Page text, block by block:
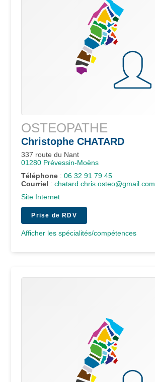
OSTEOPATHE
Christophe CHATARD
337 route du Nant
01280 Prévessin-Moëns
Téléphone : 06 32 91 79 45
Courriel : chatard.chris.osteo@gmail.com
Site Internet
Prise de RDV
Afficher les spécialités/compétences